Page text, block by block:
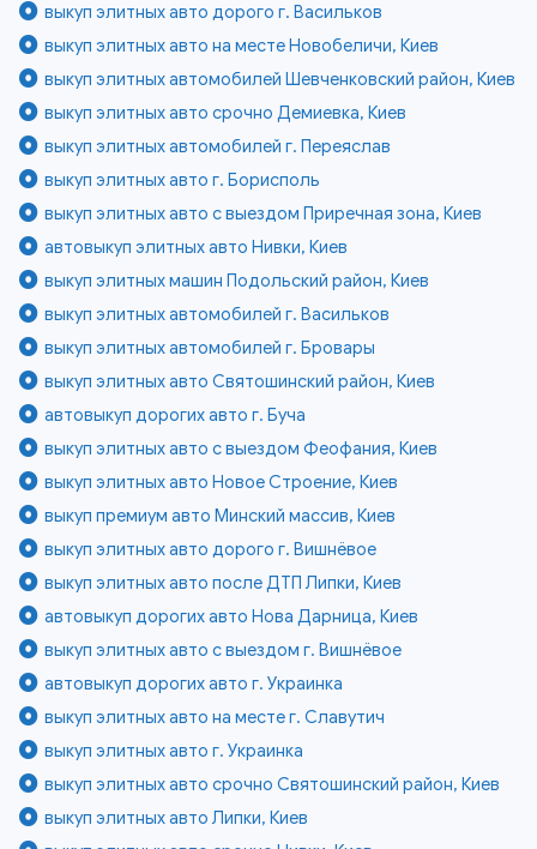
выкуп элитных авто дорого г. Васильков
выкуп элитных авто на месте Новобеличи, Киев
выкуп элитных автомобилей Шевченковский район, Киев
выкуп элитных авто срочно Демиевка, Киев
выкуп элитных автомобилей г. Переяслав
выкуп элитных авто г. Борисполь
выкуп элитных авто с выездом Приречная зона, Киев
автовыкуп элитных авто Нивки, Киев
выкуп элитных машин Подольский район, Киев
выкуп элитных автомобилей г. Васильков
выкуп элитных автомобилей г. Бровары
выкуп элитных авто Святошинский район, Киев
автовыкуп дорогих авто г. Буча
выкуп элитных авто с выездом Феофания, Киев
выкуп элитных авто Новое Строение, Киев
выкуп премиум авто Минский массив, Киев
выкуп элитных авто дорого г. Вишнёвое
выкуп элитных авто после ДТП Липки, Киев
автовыкуп дорогих авто Нова Дарница, Киев
выкуп элитных авто с выездом г. Вишнёвое
автовыкуп дорогих авто г. Украинка
выкуп элитных авто на месте г. Славутич
выкуп элитных авто г. Украинка
выкуп элитных авто срочно Святошинский район, Киев
выкуп элитных авто Липки, Киев